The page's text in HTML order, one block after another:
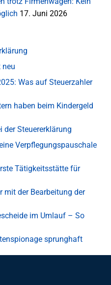
17. Juni 2026
neu
Was auf Steuerzahler
haben beim Kindergeld
der Steuererklärung
Verpflegungspauschale
Tätigkeitsstätte für
mit der Bearbeitung der
im Umlauf – So
sprunghaft